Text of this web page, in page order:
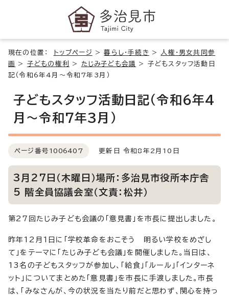
現在の位置： トップページ >暮らし・手続き >
人権・男女共同参
画
> 子どもの権利 > たじみ子ども会議 > 子どもスタッフ活動日
記（令和6年4月～令和7年3月）
子どもスタッフ活動日記（令和6年4
月～令和7年3月）
ページ番号 1006407 更新日 令和8年2月10日
3月27日（木曜日）場所：多治見市役所本庁舎
5 階全員協議会室（文責：松井）
第27回たじみ子ども会議の「意見書」を市長に提出しました。
昨年12月1日に「学校革命をおこそう 明るい学校をめざし
て」をテーマに「たじみ子ども会議」を開催しました。当日は、
13名の子どもスタッフが参加し、「給食」「ルール」「インターネ
ット」についてまとめた「意見書」を市長に手渡しました。市長
は、「みなさんが、今の状況を当たり前だと思わず、関心を持っ